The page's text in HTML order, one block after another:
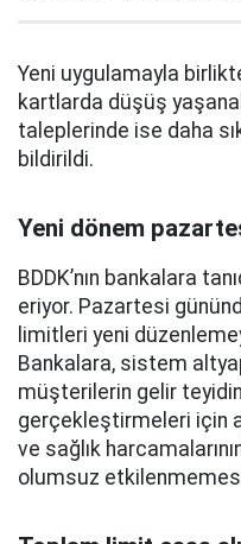
Yeni uygulamayla
kartlarda düşüş
taleplerinde ise daha
bildirildi.
Yeni dönem
BDDK’nın bankalara
eriyor. Pazartesi
limitleri yeni
Bankalara, sistem
müşterilerin gelir
gerçekleştirmeleri için
ve sağlık
olumsuz